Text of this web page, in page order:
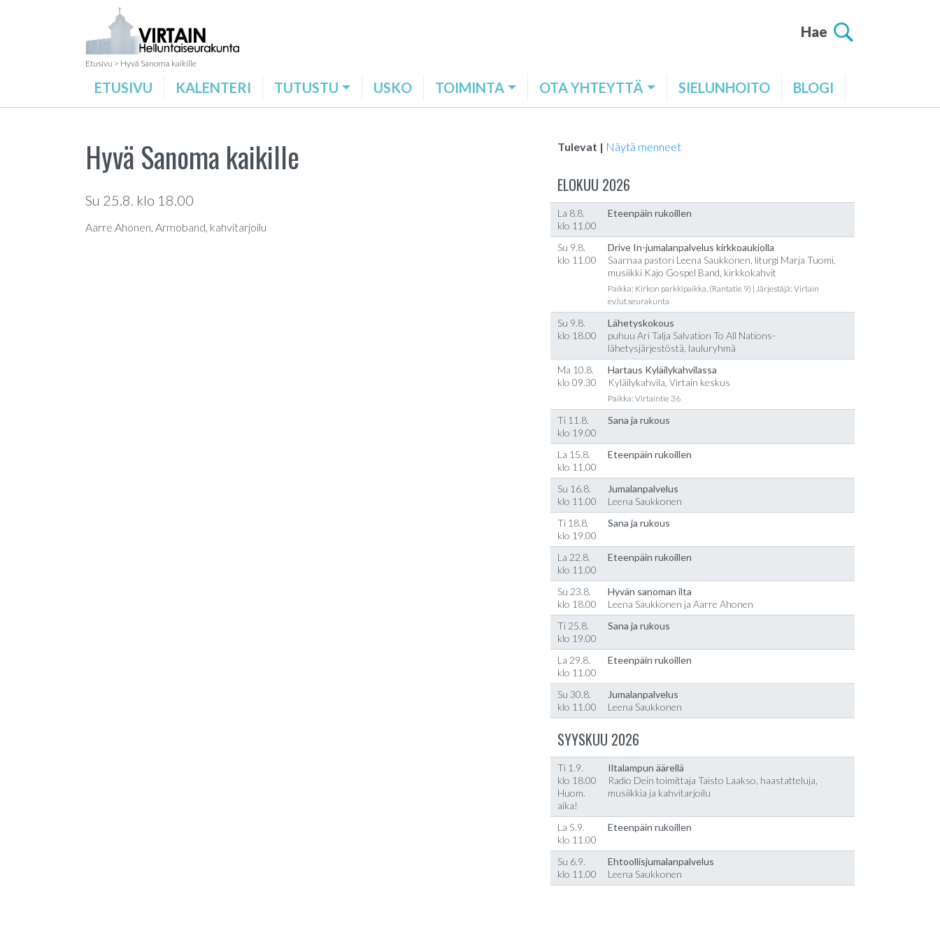
Hae
Etusivu > Hyvä Sanoma kaikille
ETUSIVU KALENTERI TUTUSTU USKO TOIMINTA OTA YHTEYTTÄ SIELUNHOITO BLOGI
Hyvä Sanoma kaikille
Su 25.8. klo 18.00
Aarre Ahonen, Armoband, kahvitarjoilu
Tulevat | Näytä menneet
ELOKUU 2026
La 8.8.
klo 11.00
Eteenpäin rukoillen
Su 9.8.
klo 11.00
Drive In-jumalanpalvelus kirkkoaukiolla
Saarnaa pastori Leena Saukkonen, liturgi Marja Tuomi,
musiikki Kajo Gospel Band, kirkkokahvit
Paikka: Kirkon parkkipaikka, (Rantatie 9) | Järjestäjä: Virtain
ev.lut.seurakunta
Su 9.8.
klo 18.00
Lähetyskokous
puhuu Ari Talja Salvation To All Nations-
lähetysjärjestöstä, lauluryhmä
Ma 10.8.
klo 09.30
Hartaus Kyläilykahvilassa
Kyläilykahvila, Virtain keskus
Paikka: Virtaintie 36
Ti 11.8.
klo 19.00
Sana ja rukous
La 15.8.
klo 11.00
Eteenpäin rukoillen
Su 16.8.
klo 11.00
Jumalanpalvelus
Leena Saukkonen
Ti 18.8.
klo 19.00
Sana ja rukous
La 22.8.
klo 11.00
Eteenpäin rukoillen
Su 23.8.
klo 18.00
Hyvän sanoman ilta
Leena Saukkonen ja Aarre Ahonen
Ti 25.8.
klo 19.00
Sana ja rukous
La 29.8.
klo 11.00
Eteenpäin rukoillen
Su 30.8.
klo 11.00
Jumalanpalvelus
Leena Saukkonen
SYYSKUU 2026
Ti 1.9.
klo 18.00
Huom.
aika!
Iltalampun äärellä
Radio Dein toimittaja Taisto Laakso, haastatteluja,
musiikkia ja kahvitarjoilu
La 5.9.
klo 11.00
Eteenpäin rukoillen
Su 6.9.
klo 11.00
Ehtoollisjumalanpalvelus
Leena Saukkonen